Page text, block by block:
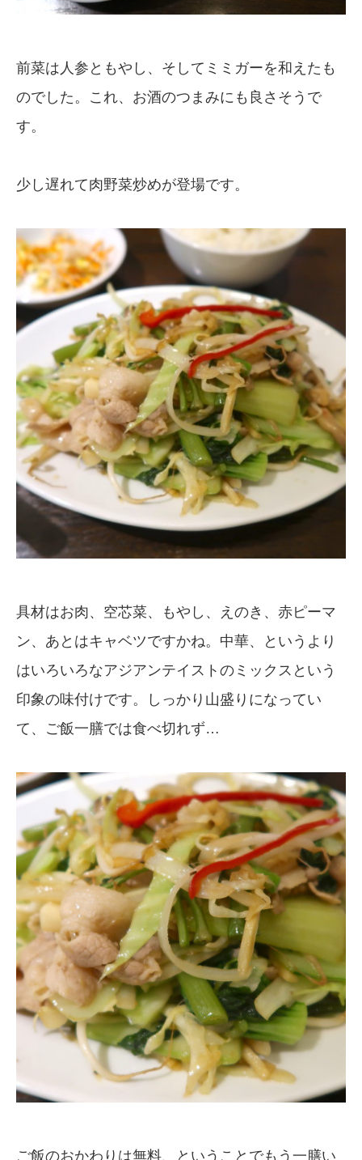
前菜は人参ともやし、そしてミミガーを和えたも
のでした。これ、お酒のつまみにも良さそうで
す。
少し遅れて肉野菜炒めが登場です。
具材はお肉、空芯菜、もやし、えのき、赤ピーマ
ン、あとはキャベツですかね。中華、というより
はいろいろなアジアンテイストのミックスという
印象の味付けです。しっかり山盛りになってい
て、ご飯一膳では食べ切れず…
ご飯のおかわりは無料、ということでもう一膳い